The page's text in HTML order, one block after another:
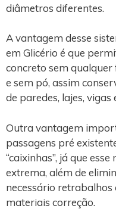
diâmetros diferentes.
A vantagem desse
em Glicério é que
concreto sem qualquer
e sem pó, assim
de paredes, lajes, vigas
Outra vantagem
passagens pré
“caixinhas”, já que
extrema, além de
necessário retrabalhos
materiais correção.